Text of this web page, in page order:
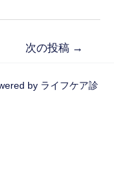
次の投稿 →
by ライフケア診